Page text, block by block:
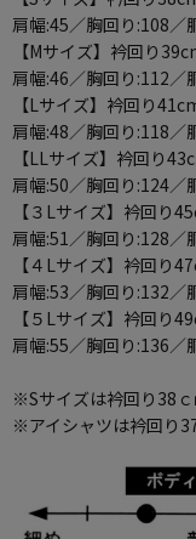
肩幅:45／胸回り:108／
【Mサイズ】衿回り
肩幅:46／胸回り:112／
【Lサイズ】衿回り
肩幅:48／胸回り:118／
【LLサイズ】衿回り
肩幅:50／胸回り:124／
【３Lサイズ】衿回り
肩幅:51／胸回り:128／
【４Lサイズ】衿回り
肩幅:53／胸回り:132／
【５Lサイズ】衿回り
肩幅:55／胸回り:136／
※Sサイズは衿回り38ｃ
※アイシャツは衿回り